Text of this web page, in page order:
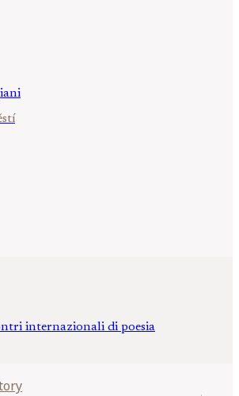
internazionali di poesia